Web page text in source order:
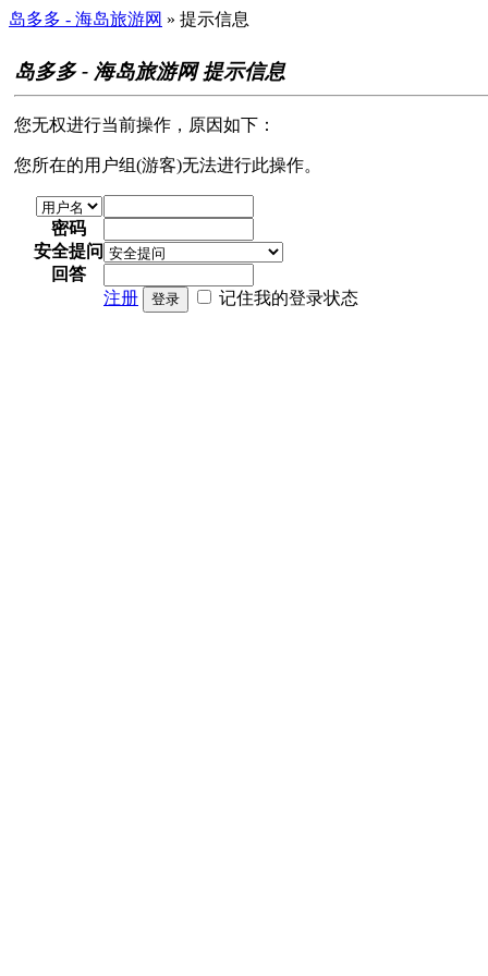
岛多多 - 海岛旅游网 » 提示信息
岛多多 - 海岛旅游网 提示信息
您无权进行当前操作，原因如下：
您所在的用户组(游客)无法进行此操作。
密码
安全提问
回答
注册
登录 记住我的登录状态